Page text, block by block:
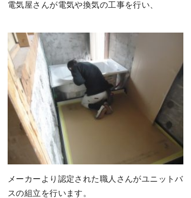
電気屋さんが電気や換気の工事を行い、
メーカーより認定された職人さんがユニットバ
スの組立を行います。